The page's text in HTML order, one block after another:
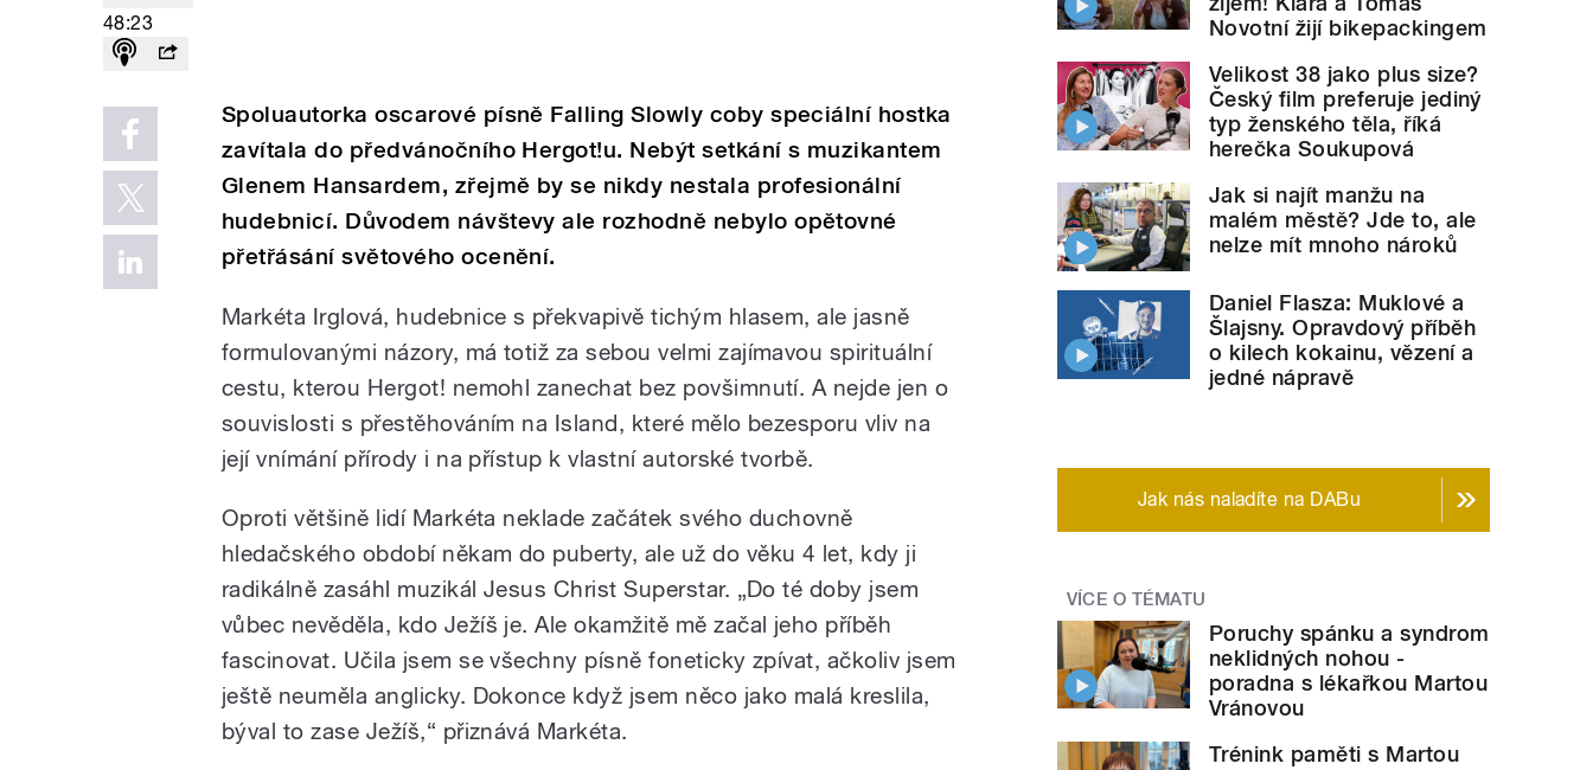
48:23
Spoluautorka oscarové písně Falling Slowly coby speciální hostka
zavítala do předvánočního Hergot!u. Nebýt setkání s muzikantem
Glenem Hansardem, zřejmě by se nikdy nestala profesionální
hudebnicí. Důvodem návštevy ale rozhodně nebylo opětovné
přetřásání světového ocenění.
Markéta Irglová, hudebnice s překvapivě tichým hlasem, ale jasně
formulovanými názory, má totiž za sebou velmi zajímavou spirituální
cestu, kterou Hergot! nemohl zanechat bez povšimnutí. A nejde jen o
souvislosti s přestěhováním na Island, které mělo bezesporu vliv na
její vnímání přírody i na přístup k vlastní autorské tvorbě.
Oproti většině lidí Markéta neklade začátek svého duchovně
hledačského období někam do puberty, ale už do věku 4 let, kdy ji
radikálně zasáhl muzikál Jesus Christ Superstar. „Do té doby jsem
vůbec nevěděla, kdo Ježíš je. Ale okamžitě mě začal jeho příběh
fascinovat. Učila jsem se všechny písně foneticky zpívat, ačkoliv jsem
ještě neuměla anglicky. Dokonce když jsem něco jako malá kreslila,
býval to zase Ježíš,“ přiznává Markéta.
Novotní žijí bikepackingem
Velikost 38 jako plus size?
Český film preferuje jediný
typ ženského těla, říká
herečka Soukupová
Jak si najít manžu na
malém městě? Jde to, ale
nelze mít mnoho nároků
Daniel Flasza: Muklové a
Šlajsny. Opravdový příběh
o kilech kokainu, vězení a
jedné nápravě
Jak nás naladíte na DABu
VÍCE O TÉMATU
Poruchy spánku a syndrom
neklidných nohou -
poradna s lékařkou Martou
Vránovou
Trénink paměti s Martou